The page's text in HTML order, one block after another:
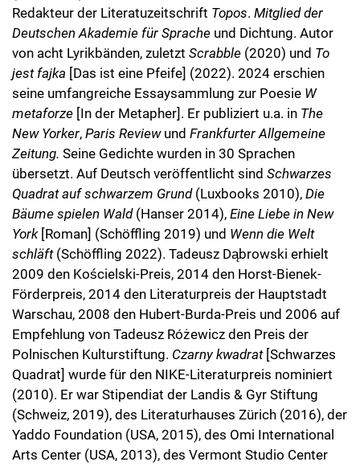
Redakteur der Literatuzeitschrift Topos. Mitglied der
Deutschen Akademie für Sprache und Dichtung. Autor
von acht Lyrikbänden, zuletzt Scrabble (2020) und To
jest fajka [Das ist eine Pfeife] (2022). 2024 erschien
seine umfangreiche Essaysammlung zur Poesie W
metaforze [In der Metapher]. Er publiziert u.a. in The
New Yorker, Paris Review und Frankfurter Allgemeine
Zeitung. Seine Gedichte wurden in 30 Sprachen
übersetzt. Auf Deutsch veröffentlicht sind Schwarzes
Quadrat auf schwarzem Grund(Luxbooks 2010), Die
Bäume spielen Wald(Hanser 2014), Eine Liebe in New
York[Roman] (Schöffling 2019) und Wenn die Welt
schläft(Schöffling 2022). Tadeusz Dąbrowski erhielt
2009 den Kościelski-Preis, 2014 den Horst-Bienek-
Förderpreis, 2014 den Literaturpreis der Hauptstadt
Warschau, 2008 den Hubert-Burda-Preis und 2006 auf
Empfehlung von Tadeusz Różewicz den Preis der
Polnischen Kulturstiftung. Czarny kwadrat[Schwarzes
Quadrat] wurde für den NIKE-Literaturpreis nominiert
(2010). Er war Stipendiat der Landis & Gyr Stiftung
(Schweiz, 2019), des Literaturhauses Zürich (2016), der
Yaddo Foundation (USA, 2015), des Omi International
Arts Center (USA, 2013), des Vermont Studio Center